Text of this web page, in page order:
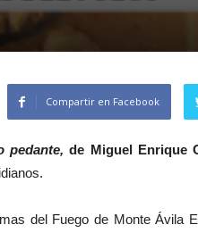
Compartir en Facebook
pedante, de Miguel Enrique
del Fuego de Monte